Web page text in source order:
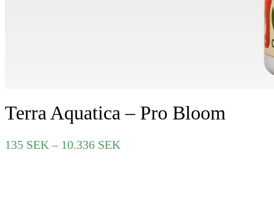
Terra Aquatica – Pro Bloom
135 SEK – 10.336 SEK